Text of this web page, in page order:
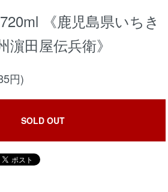
《鹿児島県いちき
濵田屋伝兵衛》
円)
SOLD OUT